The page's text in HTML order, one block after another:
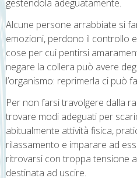
gestendola adeguatamente.
Alcune persone arrabbiate si
emozioni, perdono il controllo
cose per cui pentirsi
negare la collera può avere
l’organismo: reprimerla ci può
Per non farsi travolgere dalla
trovare modi adeguati per
abitualmente attività fisica,
rilassamento e imparare ad
ritrovarsi con troppa tensione
destinata ad uscire.